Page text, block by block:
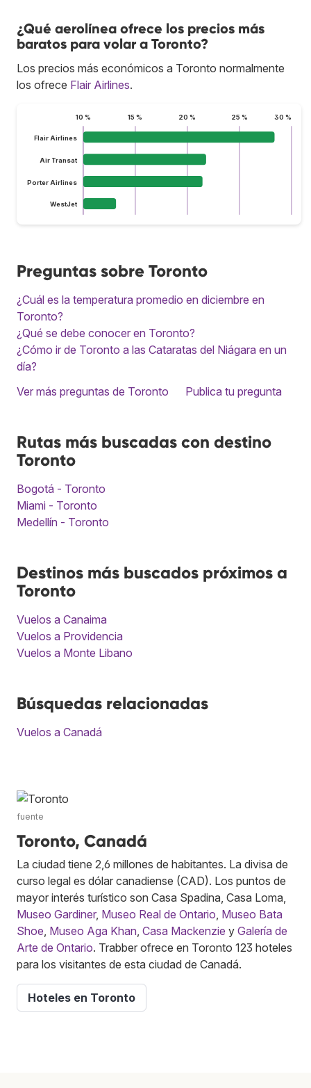
¿Qué aerolínea ofrece los precios más
baratos para volar a Toronto?
Los precios más económicos a Toronto normalmente
los ofrece Flair Airlines.
10 % 15 % 20 % 25 % 30 %
Flair Airlines
Air Transat
Porter Airlines
WestJet
Preguntas sobre Toronto
¿Cuál es la temperatura promedio en diciembre en
Toronto?
¿Qué se debe conocer en Toronto?
¿Cómo ir de Toronto a las Cataratas del Niágara en un
día?
Ver más preguntas de Toronto
Publica tu pregunta
Rutas más buscadas con destino
Toronto
Bogotá - Toronto
Miami - Toronto
Medellín - Toronto
Destinos más buscados próximos a
Toronto
Vuelos a Canaima
Vuelos a Providencia
Vuelos a Monte Libano
Búsquedas relacionadas
Vuelos a Canadá
fuente
Toronto, Canadá
La ciudad tiene 2,6 millones de habitantes. La divisa de
curso legal es dólar canadiense (CAD). Los puntos de
mayor interés turístico son Casa Spadina, Casa Loma,
Museo Gardiner, Museo Real de Ontario Museo Bata
Shoe Museo Aga Khan Casa Mackenzie y Galería de
Arte de Ontario. Trabber ofrece en Toronto 123 hoteles
para los visitantes de esta ciudad de Canadá.
Hoteles en Toronto